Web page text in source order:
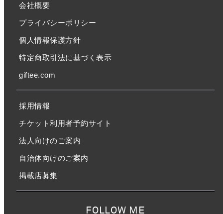
会社概要
プライバシーポリシー
個人情報保護方針
特定商取引法に基づく表示
giftee.com
採用情報
チケット利用者予約サイト
法人向けのご案内
自治体向けのご案内
掲載店募集
FOLLOW ME